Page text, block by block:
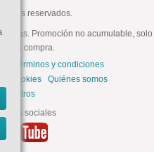
reservados.
Promoción no acumulable, solo
compra.
Términos y condiciones
de cookies
Quiénes somos
nosotros
redes sociales